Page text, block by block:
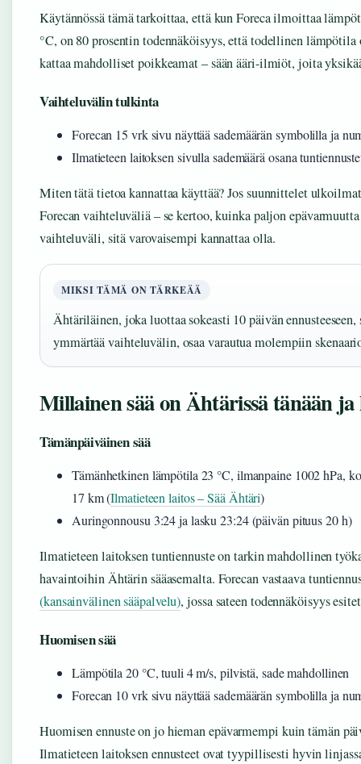
Käytännössä tämä tarkoittaa, että kun Foreca ilmoittaa
°C, on 80 prosentin todennäköisyys, että todellinen
kattaa mahdolliset poikkeamat – sään ääri-ilmiöt, joita
Vaihteluvälin tulkinta
Forecan 15 vrk sivu näyttää sademäärän symbolilla ja
Ilmatieteen laitoksen sivulla sademäärä osana
Miten tätä tietoa kannattaa käyttää? Jos suunnittelet
Forecan vaihteluväliä – se kertoo, kuinka paljon
vaihteluväli, sitä varovaisempi kannattaa olla.
MIKSI TÄMÄ ON TÄRKEÄÄ
Ähtäriläinen, joka luottaa sokeasti 10 päivän
ymmärtää vaihteluvälin, osaa varautua molempiin
Millainen sää on Ähtärissä tänään
Tämänpäiväinen sää
Tämänhetkinen lämpötila 23 °C, ilmanpaine 1002 hPa,
17 km (Ilmatieteen laitos – Sää Ähtäri)
Auringonnousu 3:24 ja lasku 23:24 (päivän pituus 20 h)
Ilmatieteen laitoksen tuntiennuste on tarkin mahdollinen
havaintoihin Ähtärin sääasemalta. Forecan vastaava
(kansainvälinen sääpalvelu), jossa sateen todennäköisyys
Huomisen sää
Lämpötila 20 °C, tuuli 4 m/s, pilvistä, sade mahdollinen
Forecan 10 vrk sivu näyttää sademäärän symbolilla ja
Huomisen ennuste on jo hieman epävarmempi kuin tämän
Ilmatieteen laitoksen ennusteet ovat tyypillisesti hyvin